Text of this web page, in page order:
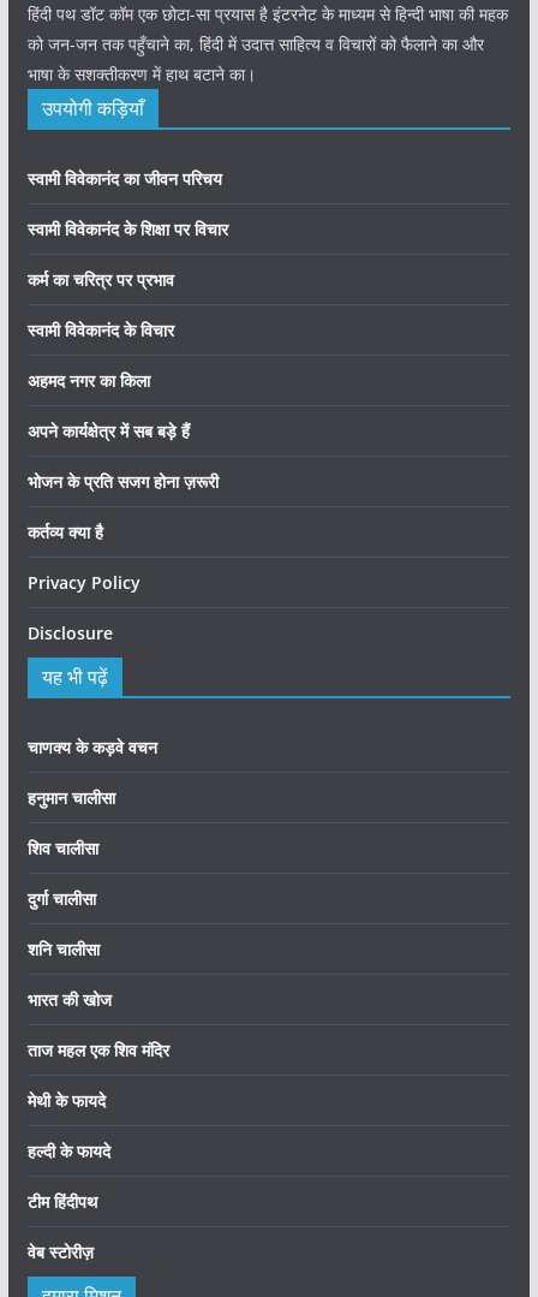
हिंदी पथ डॉट कॉम एक छोटा-सा प्रयास है इंटरनेट के माध्यम से हिन्दी भाषा की महक
को जन-जन तक पहुँचाने का, हिंदी में उदात्त साहित्य व विचारों को फैलाने का और
भाषा के सशक्तीकरण में हाथ बटाने का।
उपयोगी कड़ियाँ
स्वामी विवेकानंद का जीवन परिचय
स्वामी विवेकानंद के शिक्षा पर विचार
कर्म का चरित्र पर प्रभाव
स्वामी विवेकानंद के विचार
अहमद नगर का किला
अपने कार्यक्षेत्र में सब बड़े हैं
भोजन के प्रति सजग होना ज़रूरी
कर्तव्य क्या है
Privacy Policy
Disclosure
यह भी पढ़ें
चाणक्य के कड़वे वचन
हनुमान चालीसा
शिव चालीसा
दुर्गा चालीसा
शनि चालीसा
भारत की खोज
ताज महल एक शिव मंदिर
मेथी के फायदे
हल्दी के फायदे
टीम हिंदीपथ
वेब स्टोरीज़